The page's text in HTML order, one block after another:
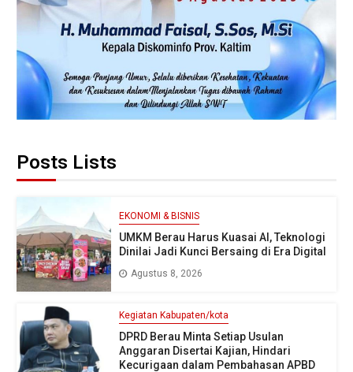
Posts Lists
EKONOMI & BISNIS
UMKM Berau Harus Kuasai AI, Teknologi
Dinilai Jadi Kunci Bersaing di Era Digital
Agustus 8, 2026
Kegiatan Kabupaten/kota
DPRD Berau Minta Setiap Usulan
Anggaran Disertai Kajian, Hindari
Kecurigaan dalam Pembahasan APBD